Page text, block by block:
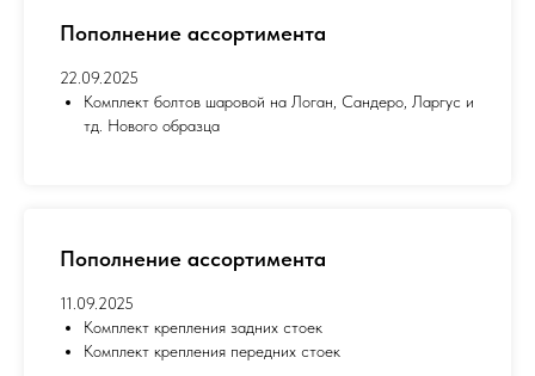
Пополнение ассортимента
22.09.2025
Комплект болтов шаровой на Логан, Сандеро, Ларгус и
тд. Нового образца
Пополнение ассортимента
11.09.2025
Комплект крепления задних стоек
Комплект крепления передних стоек